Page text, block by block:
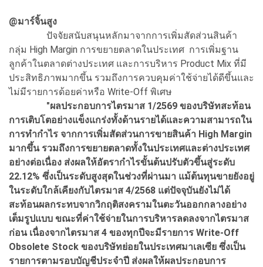
@มาร์จิ้นสูง
ปัจจัยสนับสนุนหลักมาจากการเพิ่มสัดส่วนสินค้า
กลุ่ม High Margin การขยายตลาดในประเทศ การเพิ่มฐาน
ลูกค้าในตลาดต่างประเทศ และการบริหาร Product Mix ที่มี
ประสิทธิภาพมากขึ้น รวมถึงการควบคุมค่าใช้จ่ายได้ดีขึ้นและ
ไม่มีรายการด้อยค่าหรือ Write-Off พิเศษ
"ผลประกอบการไตรมาส 1/2569 ของบริษัทสะท้อน
การเติบโตอย่างแข็งแกร่งทั้งด้านรายได้และความสามารถใน
การทำกำไร จากการเพิ่มสัดส่วนการขายสินค้า High Margin
มากขึ้น รวมถึงการขยายตลาดทั้งในประเทศและต่างประเทศ
อย่างต่อเนื่อง ส่งผลให้อัตรากำไรขั้นต้นปรับตัวขึ้นสู่ระดับ
22.12% ซึ่งเป็นระดับสูงสุดในช่วงที่ผ่านมา แม้ต้นทุนขายยังอยู่
ในระดับใกล้เคียงกับไตรมาส 4/2568 แต่ปัจจุบันยังไม่ได้
สะท้อนผลกระทบจากวิกฤติสงครามในตะวันออกกลางอย่าง
เต็มรูปแบบ ขณะที่ค่าใช้จ่ายในการบริหารลดลงจากไตรมาส
ก่อน เนื่องจากไตรมาส 4 ของทุกปีจะมีรายการ Write-Off
Obsolete Stock ของบริษัทย่อยในประเทศมาเลเซีย ซึ่งเป็น
รายการตามรอบบัญชีประจำปี ส่งผลให้ผลประกอบการ